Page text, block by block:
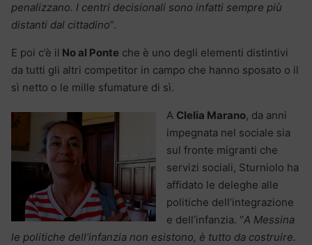
penalizzano. I centri decisionali sono infatti sempre più
distanti dal cittadino”.
E poi c’è il No al Ponte che è uno degli elementi distintivi
da tutti gli altri competitor in campo che hanno sposato o il
sì netto o le mille sfumature di sì.
A Clelia Marano, da anni
impegnata nel sociale sia
sul fronte migranti che
servizi sociali, Sturniolo ha
affidato le deleghe alle
politiche dell’integrazione
e dell’infanzia. “A Messina
le politiche dell’infanzia non esistono, è tutto da costruire.